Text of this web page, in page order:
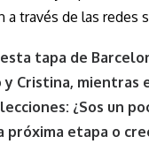
a través de las redes
tapa de
Cristina, mientras
¿Sos un
próxima etapa o